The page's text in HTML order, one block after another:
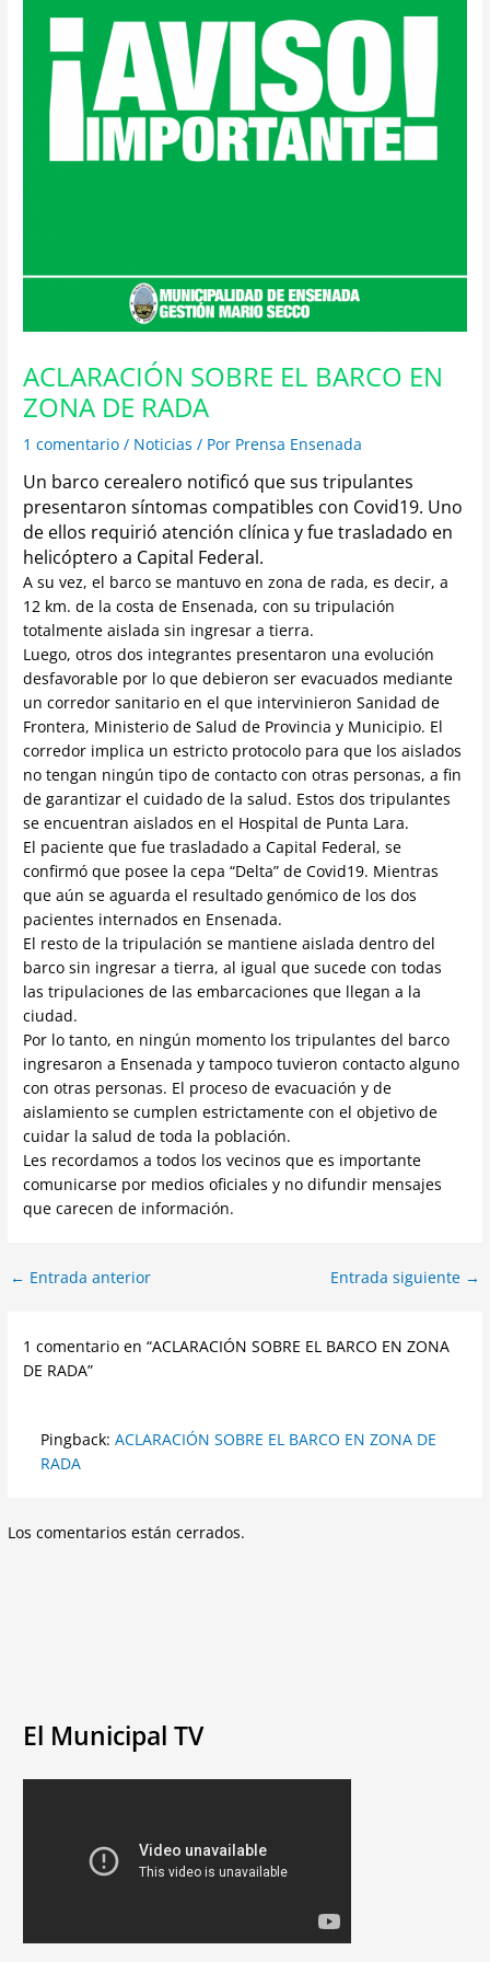
ACLARACIÓN SOBRE EL BARCO EN
ZONA DE RADA
1 comentario / Noticias / Por Prensa Ensenada
Un barco cerealero notificó que sus tripulantes
presentaron síntomas compatibles con Covid19. Uno
de ellos requirió atención clínica y fue trasladado en
helicóptero a Capital Federal.
A su vez, el barco se mantuvo en zona de rada, es decir, a
12 km. de la costa de Ensenada, con su tripulación
totalmente aislada sin ingresar a tierra.
Luego, otros dos integrantes presentaron una evolución
desfavorable por lo que debieron ser evacuados mediante
un corredor sanitario en el que intervinieron Sanidad de
Frontera, Ministerio de Salud de Provincia y Municipio. El
corredor implica un estricto protocolo para que los aislados
no tengan ningún tipo de contacto con otras personas, a fin
de garantizar el cuidado de la salud. Estos dos tripulantes
se encuentran aislados en el Hospital de Punta Lara.
El paciente que fue trasladado a Capital Federal, se
confirmó que posee la cepa “Delta” de Covid19. Mientras
que aún se aguarda el resultado genómico de los dos
pacientes internados en Ensenada.
El resto de la tripulación se mantiene aislada dentro del
barco sin ingresar a tierra, al igual que sucede con todas
las tripulaciones de las embarcaciones que llegan a la
ciudad.
Por lo tanto, en ningún momento los tripulantes del barco
ingresaron a Ensenada y tampoco tuvieron contacto alguno
con otras personas. El proceso de evacuación y de
aislamiento se cumplen estrictamente con el objetivo de
cuidar la salud de toda la población.
Les recordamos a todos los vecinos que es importante
comunicarse por medios oficiales y no difundir mensajes
que carecen de información.
← Entrada anterior Entrada siguiente →
1 comentario en “ACLARACIÓN SOBRE EL BARCO EN ZONA
DE RADA”
Pingback: ACLARACIÓN SOBRE EL BARCO EN ZONA DE
RADA
Los comentarios están cerrados.
El Municipal TV